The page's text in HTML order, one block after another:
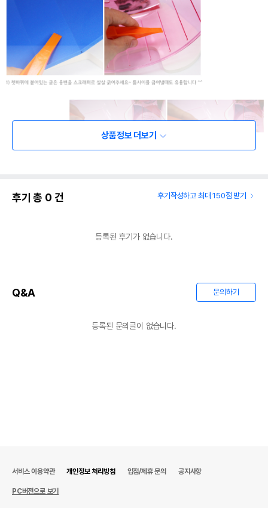
AS책임자와 전화번호
전화번호
상품정보 더보기
후기 총 0 건 후기작성하고 최대 150점 받기
등록된 후기가 없습니다.
Q&A 문의하기
등록된 문의글이 없습니다.
서비스 이용약관 개인정보 처리방침 입점/제휴 문의 공지사항
PC버전으로 보기